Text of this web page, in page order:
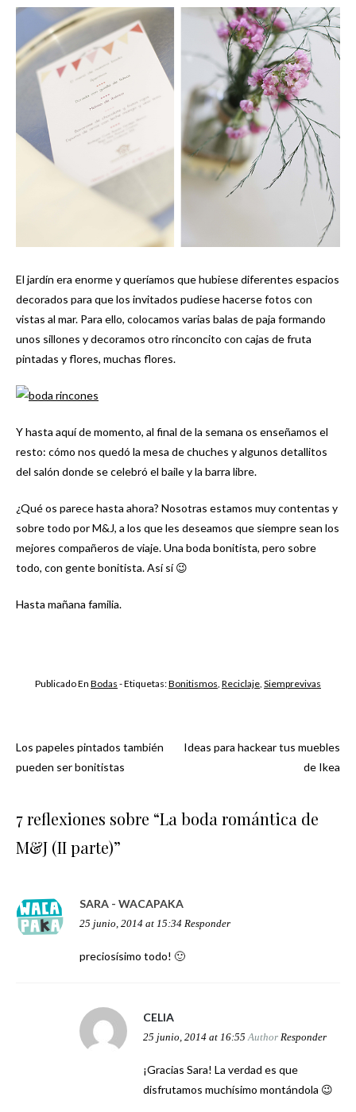
El jardín era enorme y queríamos que hubiese diferentes espacios
decorados para que los invitados pudiese hacerse fotos con
vistas al mar. Para ello, colocamos varias balas de paja formando
unos sillones y decoramos otro rinconcito con cajas de fruta
pintadas y flores, muchas flores.
Y hasta aquí de momento, al final de la semana os enseñamos el
resto: cómo nos quedó la mesa de chuches y algunos detallitos
del salón donde se celebró el baile y la barra libre.
¿Qué os parece hasta ahora? Nosotras estamos muy contentas y
sobre todo por M&J, a los que les deseamos que siempre sean los
mejores compañeros de viaje. Una boda bonitista, pero sobre
todo, con gente bonitista. Así sí 😉
Hasta mañana familia.
Publicado En Bodas - Etiquetas:Bonitismos, Reciclaje, Siemprevivas
Navegación
entradas
Los papeles pintados también
pueden ser bonitistas
Ideas para hackear tus muebles
de Ikea
7 reflexiones sobre “La boda romántica de
M&J (II parte)”
SARA - WACAPAKA
25 junio, 2014 at 15:34 Responder
preciosísimo todo! 🙂
CELIA
25 junio, 2014 at 16:55 Author Responder
¡Gracias Sara! La verdad es que
disfrutamos muchísimo montándola 😉